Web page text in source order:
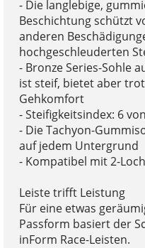
- Die langlebige,
Beschichtung schützt
anderen
hochgeschleuderten
- Bronze Series-Sohle
ist steif, bietet aber
Gehkomfort
- Steifigkeitsindex: 6
- Die Tachyon-
auf jedem Untergrund
- Kompatibel mit 2-
Leiste trifft Leistung
Für eine etwas
Passform basiert der
inForm Race-Leisten.